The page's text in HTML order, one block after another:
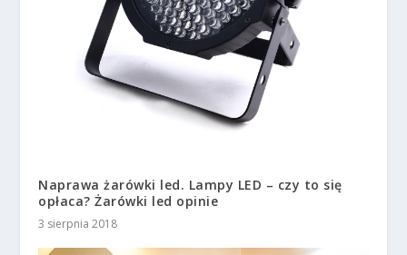
Naprawa żarówki led. Lampy LED – czy to się
opłaca? Żarówki led opinie
3 sierpnia 2018